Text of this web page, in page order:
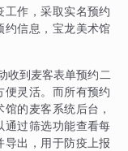
作，采取实名预约
约信息，宝龙美术馆
收到麦客表单预约二
灵活。而所有预约
的麦客系统后台，
通过筛选功能查看每
导出，用于防疫上报